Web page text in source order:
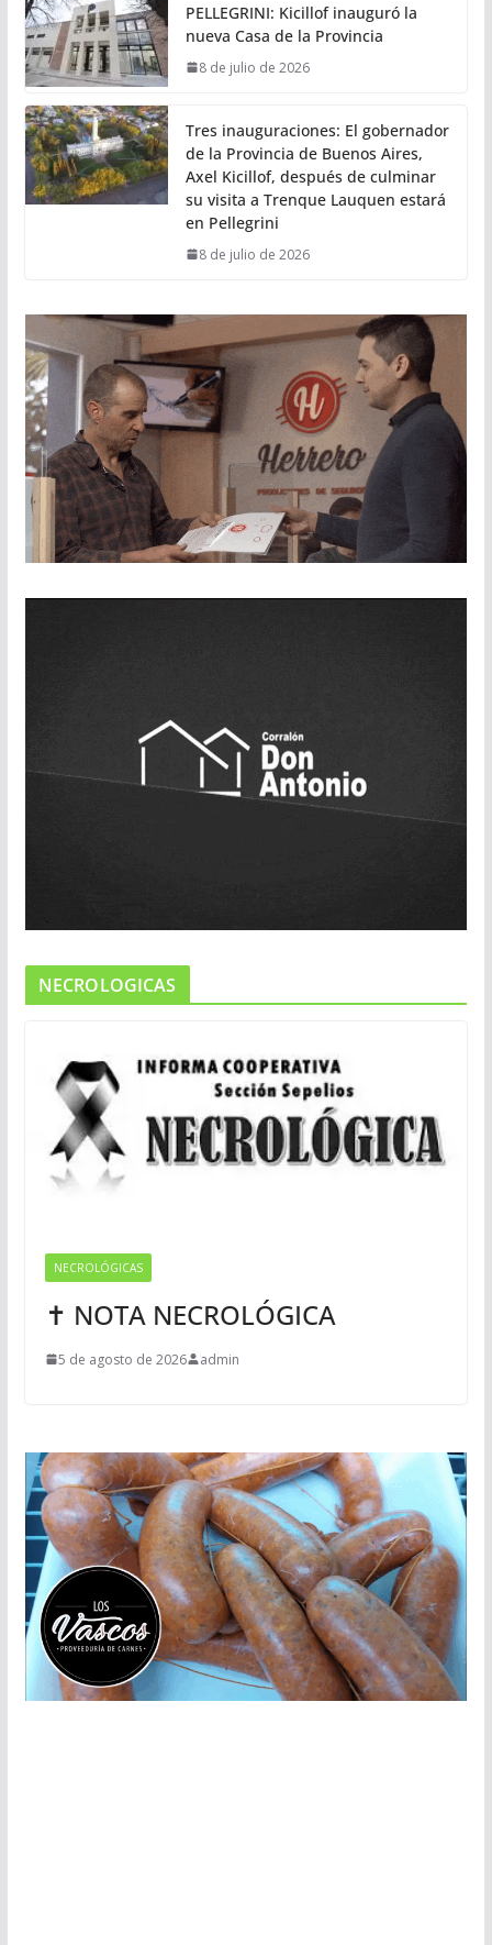
PELLEGRINI: Kicillof inauguró la
nueva Casa de la Provincia
8 de julio de 2026
Tres inauguraciones: El gobernador
de la Provincia de Buenos Aires,
Axel Kicillof, después de culminar
su visita a Trenque Lauquen estará
en Pellegrini
8 de julio de 2026
NECROLOGICAS
NECROLÓGICAS
✝ NOTA NECROLÓGICA
5 de agosto de 2026 admin